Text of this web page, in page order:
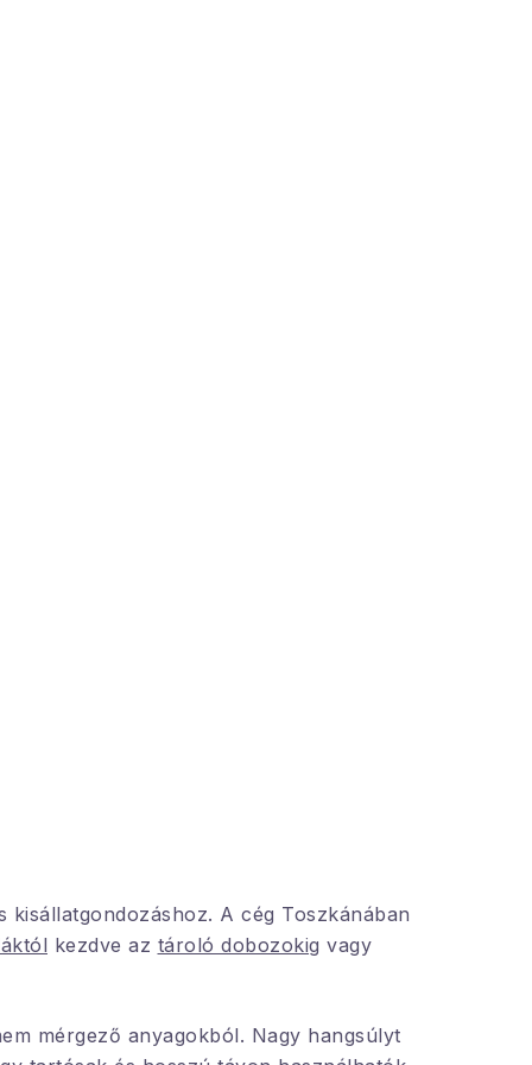
A cég Toszkánában
kezdve az tároló dobozokig vagy
mérgező anyagokból. Nagy hangsúlyt